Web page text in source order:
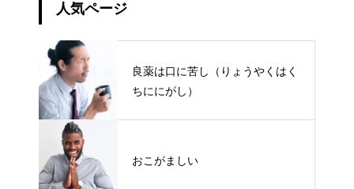
人気ページ
良薬は口に苦し（りょうやくはく
ちににがし）
おこがましい